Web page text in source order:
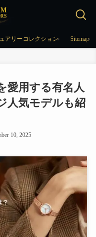
アリーコレクション Sitemap
愛用する有名人
人気モデルも紹
10, 2025